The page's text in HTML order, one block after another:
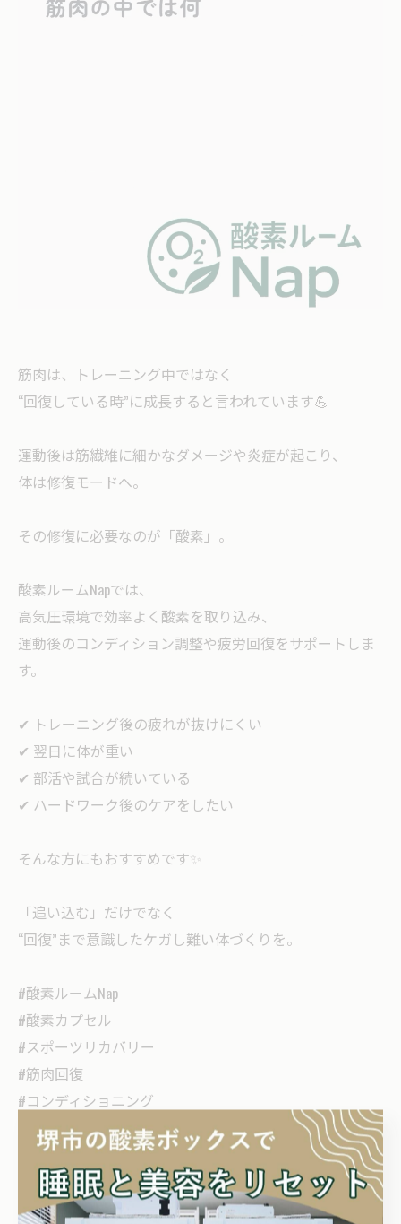
筋肉は、トレーニング中ではなく
“回復している時”に成長すると言われています💪
運動後は筋繊維に細かなダメージや炎症が起こり、
体は修復モードへ。
その修復に必要なのが「酸素」。
酸素ルームNapでは、
高気圧環境で効率よく酸素を取り込み、
運動後のコンディション調整や疲労回復をサポートしま
す。
✔ トレーニング後の疲れが抜けにくい
✔ 翌日に体が重い
✔ 部活や試合が続いている
✔ ハードワーク後のケアをしたい
そんな方にもおすすめです✨
「追い込む」だけでなく
“回復”まで意識したケガし難い体づくりを。
#酸素ルームNap
#酸素カプセル
#スポーツリカバリー
#筋肉回復
#コンディショニング